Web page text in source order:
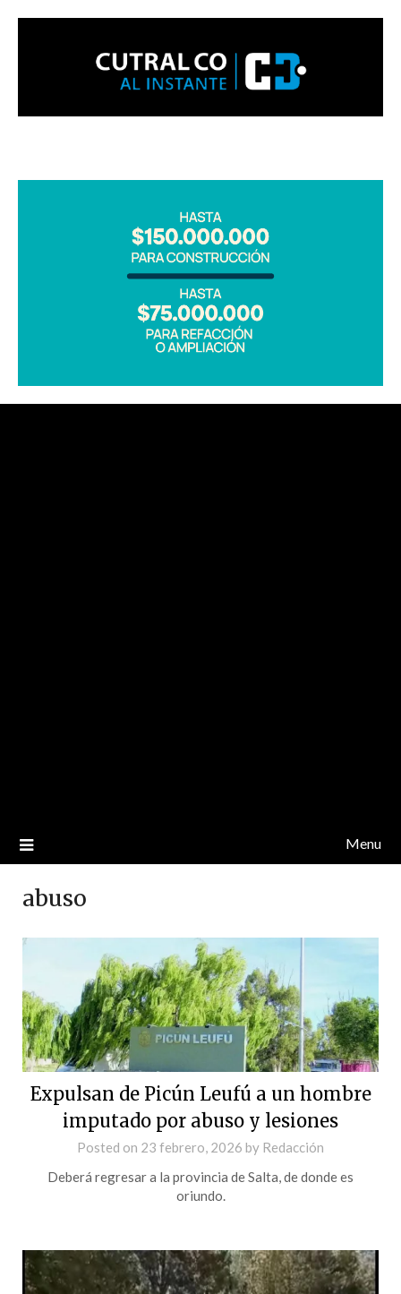
Menu
abuso
Expulsan de Picún Leufú a un hombre
imputado por abuso y lesiones
Posted on 23 febrero, 2026 by Redacción
Deberá regresar a la provincia de Salta, de donde es
oriundo.